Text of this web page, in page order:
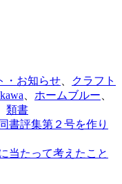
・お知らせ
クラフト
ホームブルー
類書
書評集第２号を作り
当たって考えたこと